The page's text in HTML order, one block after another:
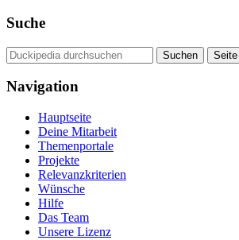
Suche
Navigation
Hauptseite
Deine Mitarbeit
Themenportale
Projekte
Relevanzkriterien
Wünsche
Hilfe
Das Team
Unsere Lizenz